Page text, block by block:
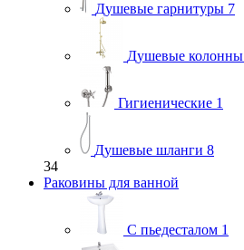
Душевые гарнитуры 7
Душевые колонны
Гигиенические 1
Душевые шланги 8
34
Раковины для ванной
С пьедесталом 1